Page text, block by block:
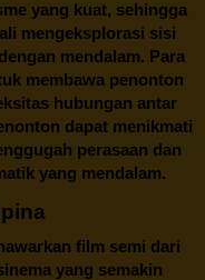
yang kuat, sehingga
mengeksplorasi sisi
mendalam. Para
membawa penonton
hubungan antar
dapat menikmati
perasaan dan
yang mendalam.
film semi dari
yang semakin